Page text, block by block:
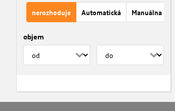
nerozhoduje Automatická Manuálna
objem